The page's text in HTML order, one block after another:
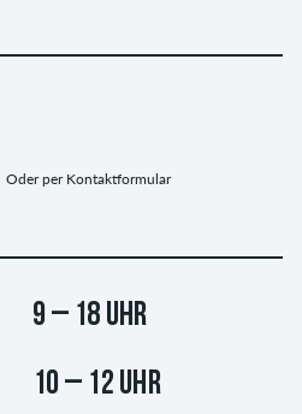
Oder per Kontaktformular
9 – 18 Uhr
10 – 12 Uhr